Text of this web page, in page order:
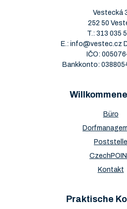
Vestecká
252 50
T.: 313 035
E.: info@vestec.cz
IČO:
Bankkonto:
Büro
Poststelle
Kontakt
Praktische